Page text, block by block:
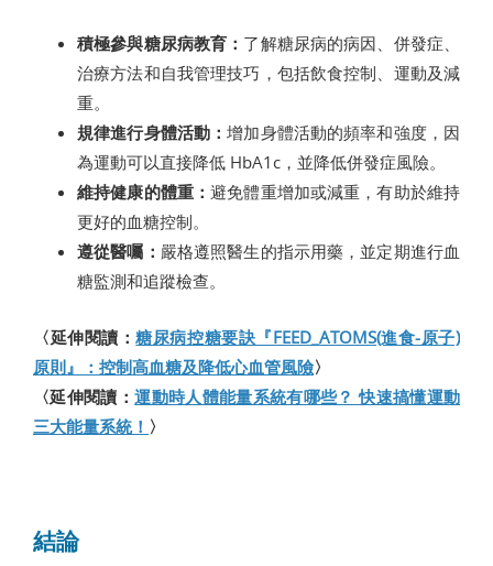
積極參與糖尿病教育： 了解糖尿病的病因、併發症、
治療方法和自我管理技巧，包括飲食控制、運動及減
重。
規律進行身體活動：增加身體活動的頻率和強度，因
為運動可以直接降低 HbA1c，並降低併發症風險。
維持健康的體重：避免體重增加或減重，有助於維持
更好的血糖控制。
遵從醫囑： 嚴格遵照醫生的指示用藥，並定期進行血
糖監測和追蹤檢查。
〈延伸閱讀：糖尿病控糖要訣『FEED_ATOMS(進食-原子)
原則』：控制高血糖及降低心血管風險〉
〈延伸閱讀：運動時人體能量系統有哪些？ 快速搞懂運動
三大能量系統！ 〉
結論